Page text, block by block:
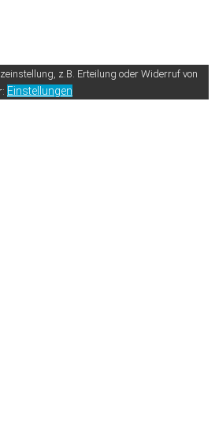
z.B. Erteilung oder Widerruf von
Einstellungen